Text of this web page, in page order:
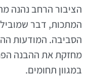
הציבור הרחב נהנה
המתכות, דבר שמוביל
הסביבה. המודעות
מחזקת את ההבנה
במגוון תחומים.